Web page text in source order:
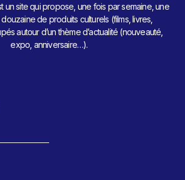
un site qui propose, une fois par semaine, une
de produits culturels (films, livres,
autour d’un thème d’actualité (nouveauté,
expo, anniversaire…).